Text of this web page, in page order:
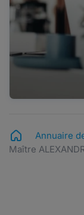
Annuaire
Maître